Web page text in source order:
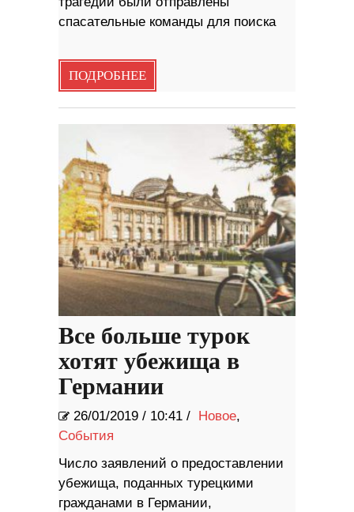
спасательные команды для поиска
ПОДРОБНЕЕ
Все больше турок
хотят убежища в
Германии
26/01/2019 / 10:41 / Новое,
События
Число заявлений о предоставлении
убежища, поданных турецкими
гражданами в Германии,